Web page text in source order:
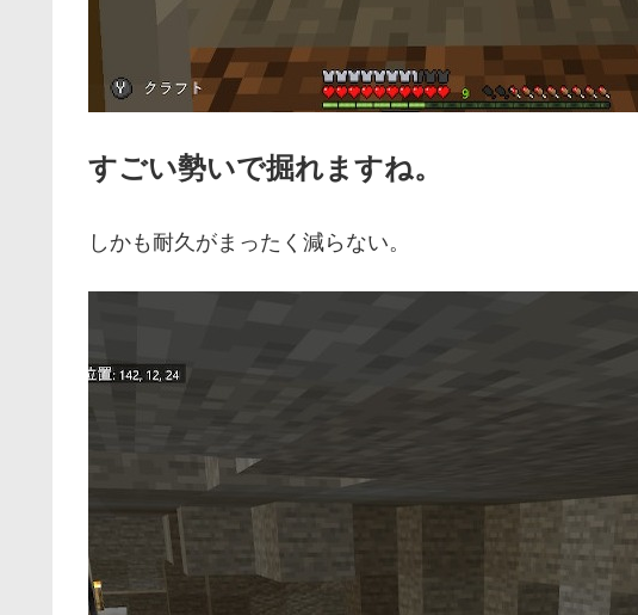
すごい勢いで掘れますね。
しかも耐久がまったく減らない。